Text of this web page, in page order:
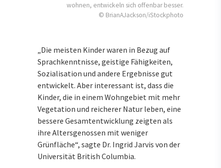
wohnen, entwickeln sich offenbar besser.
© BrianAJackson/iStockphoto
„Die meisten Kinder waren in Bezug auf
Sprachkenntnisse, geistige Fähigkeiten,
Sozialisation und andere Ergebnisse gut
entwickelt. Aber interessant ist, dass die
Kinder, die in einem Wohngebiet mit mehr
Vegetation und reicherer Natur leben, eine
bessere Gesamtentwicklung zeigten als
ihre Altersgenossen mit weniger
Grünfläche“, sagte Dr. Ingrid Jarvis von der
Universität British Columbia.